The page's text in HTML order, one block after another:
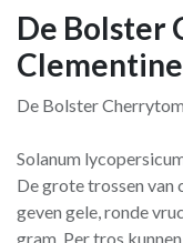
De Bolster
Clementine
De Bolster
Solanum
De grote trossen
geven gele, ronde
gram. Per tros